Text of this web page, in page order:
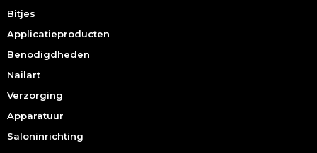
Bitjes
Applicatieproducten
Benodigdheden
Nailart
Verzorging
Apparatuur
Saloninrichting